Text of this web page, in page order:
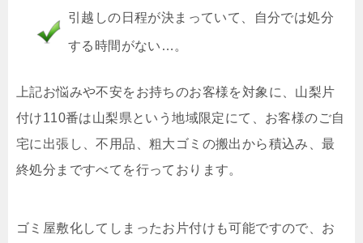
引越しの日程が決まっていて、自分では処分
する時間がない…。
上記お悩みや不安をお持ちのお客様を対象に、山梨片
付け110番は山梨県という地域限定にて、お客様のご自
宅に出張し、不用品、粗大ゴミの搬出から積込み、最
終処分まですべてを行っております。
ゴミ屋敷化してしまったお片付けも可能ですので、お